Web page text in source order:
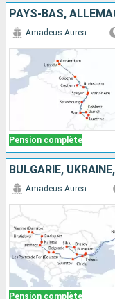
PAYS-BAS,
Pension complète
Amadeus Aurea
Pension complète
Amadeus Aurea